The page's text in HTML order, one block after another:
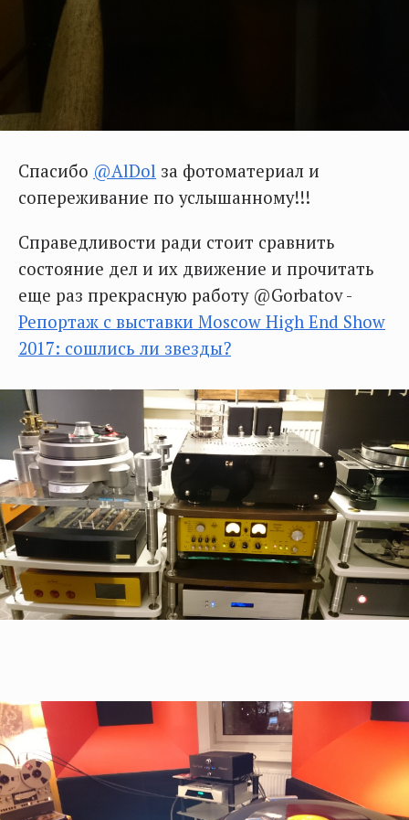
Спасибо @AlDol за фотоматериал и
сопереживание по услышанному!!!
Справедливости ради стоит сравнить
состояние дел и их движение и прочитать
еще раз прекрасную работу @Gorbatov -
Репортаж с выставки Moscow High End Show
2017: сошлись ли звезды?